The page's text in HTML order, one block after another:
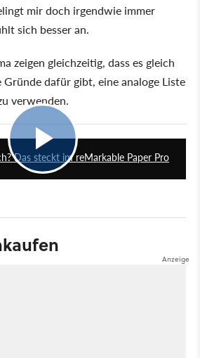
mir doch irgendwie immer
sich besser an.
zeigen gleichzeitig, dass es gleich
Gründe dafür gibt, eine analoge Liste
verwenden.
26:50
Das steckt im reMarkable Paper Pro